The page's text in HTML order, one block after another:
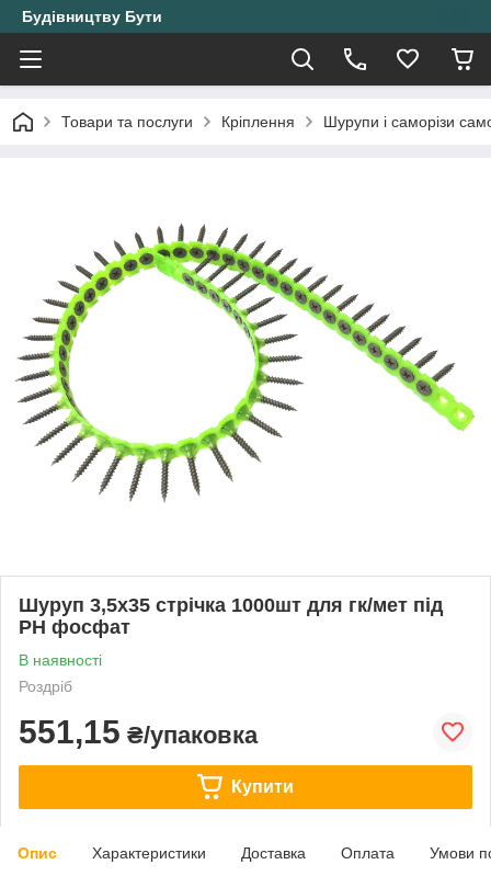
Будівництву Бути
Товари та послуги Кріплення Шурупи і саморізи
Шуруп 3,5х35 стрічка 1000шт для гк/мет під
PH фосфат
В наявності
Роздріб
551,15 ₴/упаковка
Купити
Опис Характеристики Доставка Оплата Умови